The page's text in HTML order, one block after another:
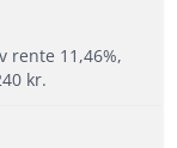
rente 11,46%,
kr.